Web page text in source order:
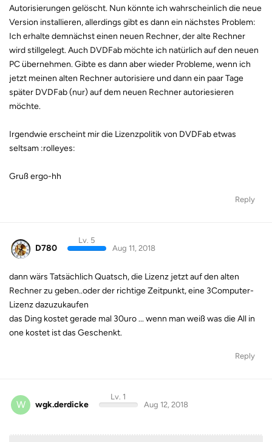
Autorisierungen gelöscht. Nun könnte ich wahrscheinlich die neue
Version installieren, allerdings gibt es dann ein nächstes Problem:
Ich erhalte demnächst einen neuen Rechner, der alte Rechner
wird stillgelegt. Auch DVDFab möchte ich natürlich auf den neuen
PC übernehmen. Gibte es dann aber wieder Probleme, wenn ich
jetzt meinen alten Rechner autorisiere und dann ein paar Tage
später DVDFab (nur) auf dem neuen Rechner autoriesieren
möchte.
Irgendwie erscheint mir die Lizenzpolitik von DVDFab etwas
seltsam :rolleyes:
Gruß ergo-hh
Reply
D780
Lv. 5
Aug 11, 2018
dann wärs Tatsächlich Quatsch, die Lizenz jetzt auf den alten
Rechner zu geben..oder der richtige Zeitpunkt, eine 3Computer-
Lizenz dazuzukaufen
das Ding kostet gerade mal 30uro ... wenn man weiß was die All in
one kostet ist das Geschenkt.
Reply
W wgk.derdicke
Lv. 1
Aug 12, 2018